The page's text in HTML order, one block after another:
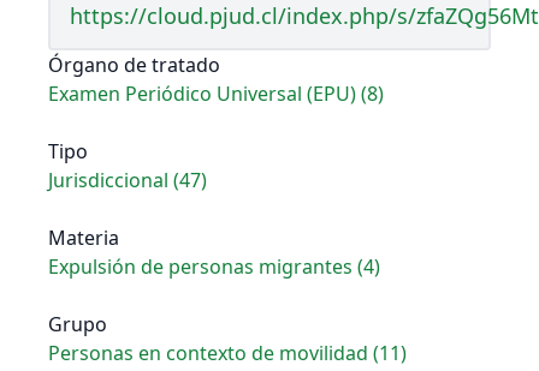
https://cloud.pjud.cl/index.php/s/
Órgano de tratado
Examen Periódico Universal (EPU) (8)
Tipo
Jurisdiccional (47)
Materia
Expulsión de personas migrantes (4)
Grupo
Personas en contexto de movilidad (11)